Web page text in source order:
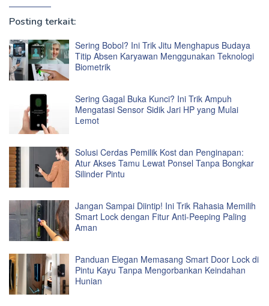
Posting terkait:
Sering Bobol? Ini Trik Jitu Menghapus Budaya
Titip Absen Karyawan Menggunakan Teknologi
Biometrik
Sering Gagal Buka Kunci? Ini Trik Ampuh
Mengatasi Sensor Sidik Jari HP yang Mulai
Lemot
Solusi Cerdas Pemilik Kost dan Penginapan:
Atur Akses Tamu Lewat Ponsel Tanpa Bongkar
Silinder Pintu
Jangan Sampai Diintip! Ini Trik Rahasia Memilih
Smart Lock dengan Fitur Anti-Peeping Paling
Aman
Panduan Elegan Memasang Smart Door Lock di
Pintu Kayu Tanpa Mengorbankan Keindahan
Hunian